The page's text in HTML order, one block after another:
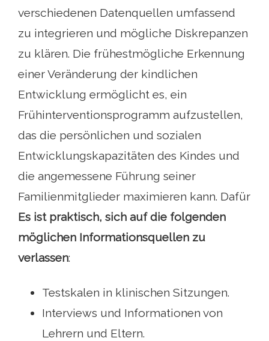
verschiedenen Datenquellen umfassend
zu integrieren und mögliche Diskrepanzen
zu klären. Die frühestmögliche Erkennung
einer Veränderung der kindlichen
Entwicklung ermöglicht es, ein
Frühinterventionsprogramm aufzustellen,
das die persönlichen und sozialen
Entwicklungskapazitäten des Kindes und
die angemessene Führung seiner
Familienmitglieder maximieren kann. Dafür
Es ist praktisch, sich auf die folgenden
möglichen Informationsquellen zu
verlassen:
Testskalen in klinischen Sitzungen.
Interviews und Informationen von
Lehrern und Eltern.